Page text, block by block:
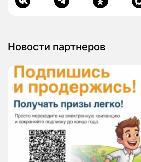
Новости партнеров